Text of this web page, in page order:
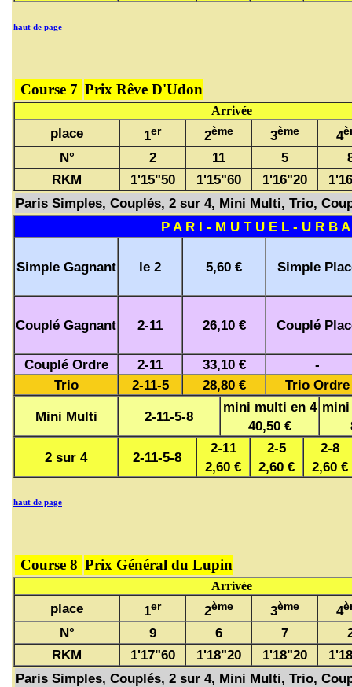
haut de page
Course 7 Prix Rêve D'Udon
Arrivée
place 1er 2ème 3ème 4
N° 2 11 5
RKM
1'15"50 1'15"60 1'16"20
Paris Simples, Couplés, 2 sur 4, Mini Multi, Trio,
P A R I - M U T U E L - U R B
Simple Gagnant le 2 5,60 € Simple
Couplé Gagnant 2-11 26,10 € Couplé
Couplé Ordre 2-11 33,10 €
-
Trio
2-11-5 28,80 €
Trio Ordre
Mini Multi
2-11-5-8
mini multi en 4
40,50 €
2 sur 4
2-11-5-8
2-11
2,60 €
2-5
2,60 €
2-8
2,60 €
haut de page
Course 8 Prix Général du Lupin
Arrivée
place 1er 2ème 3ème 4
N° 9 6 7
RKM
1'17"60 1'18"20 1'18"20
Paris Simples, Couplés, 2 sur 4, Mini Multi, Trio,